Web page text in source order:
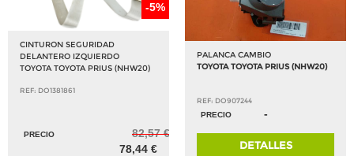
-5%
CINTURON SEGURIDAD
DELANTERO IZQUIERDO
TOYOTA TOYOTA PRIUS (NHW20)
REF: DO1381861
PRECIO
82,57 €
78,44 €
PALANCA CAMBIO
TOYOTA TOYOTA PRIUS (NHW20)
REF: DO907244
PRECIO
-
DETALLES